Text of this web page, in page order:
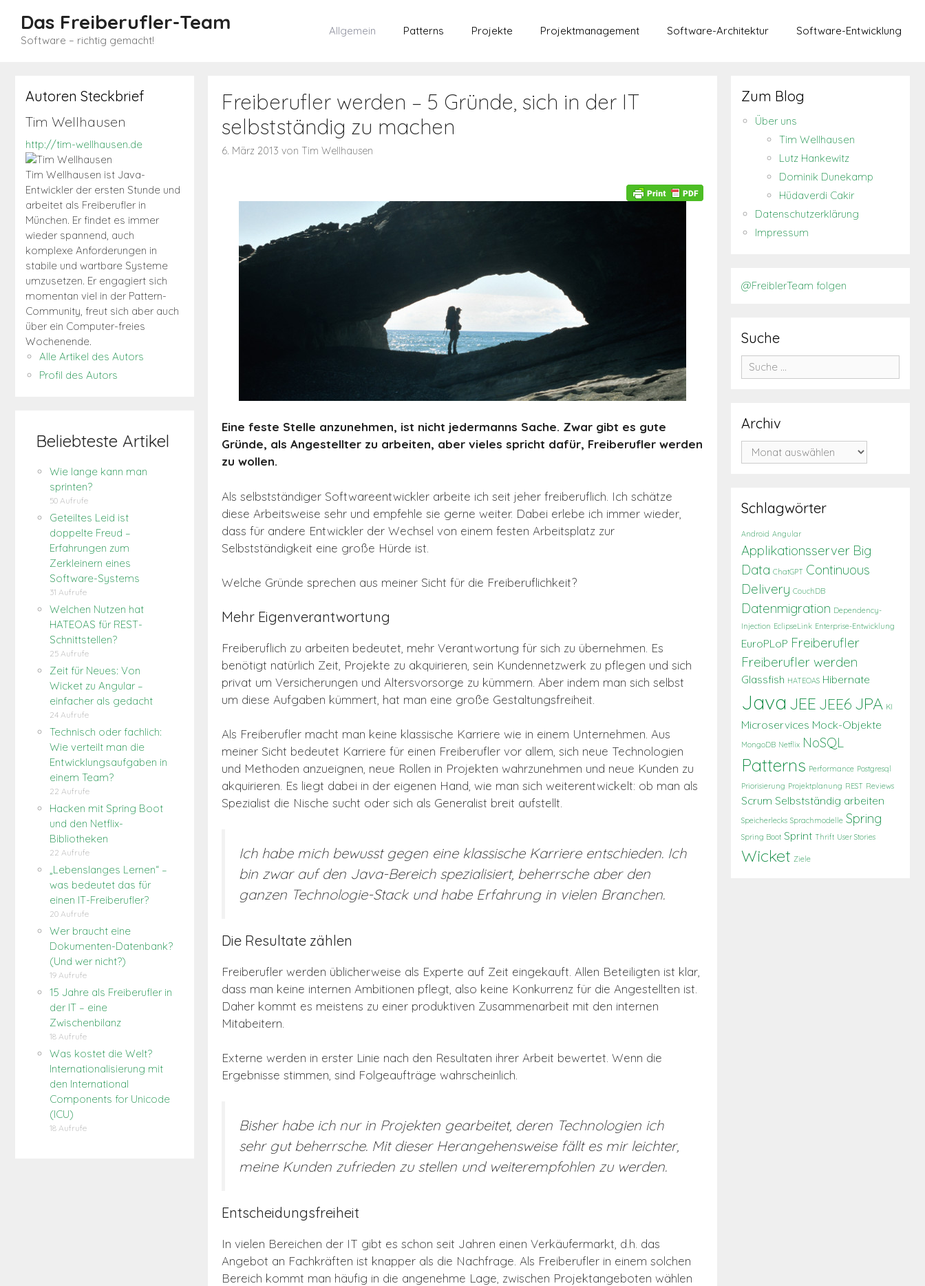
Inhalt
springen
Das Freiberufler-Team
Software – richtig gemacht!
Allgemein Patterns Projekte Projektmanagement Software-Architektur Software-Entwicklung
Freiberufler werden – 5 Gründe, sich in der IT
selbstständig zu machen
6. März 2013 von Tim Wellhausen
Eine feste Stelle anzunehmen, ist nicht jedermanns Sache. Zwar gibt es gute
Gründe, als Angestellter zu arbeiten, aber vieles spricht dafür, Freiberufler werden
zu wollen.
Als selbstständiger Softwareentwickler arbeite ich seit jeher freiberuflich. Ich schätze
diese Arbeitsweise sehr und empfehle sie gerne weiter. Dabei erlebe ich immer wieder,
dass für andere Entwickler der Wechsel von einem festen Arbeitsplatz zur
Selbstständigkeit eine große Hürde ist.
Welche Gründe sprechen aus meiner Sicht für die Freiberuflichkeit?
Mehr Eigenverantwortung
Freiberuflich zu arbeiten bedeutet, mehr Verantwortung für sich zu übernehmen. Es
benötigt natürlich Zeit, Projekte zu akquirieren, sein Kundennetzwerk zu pflegen und sich
privat um Versicherungen und Altersvorsorge zu kümmern. Aber indem man sich selbst
um diese Aufgaben kümmert, hat man eine große Gestaltungsfreiheit.
Als Freiberufler macht man keine klassische Karriere wie in einem Unternehmen. Aus
meiner Sicht bedeutet Karriere für einen Freiberufler vor allem, sich neue Technologien
und Methoden anzueignen, neue Rollen in Projekten wahrzunehmen und neue Kunden zu
akquirieren. Es liegt dabei in der eigenen Hand, wie man sich weiterentwickelt: ob man als
Spezialist die Nische sucht oder sich als Generalist breit aufstellt.
Ich habe mich bewusst gegen eine klassische Karriere entschieden. Ich
bin zwar auf den Java-Bereich spezialisiert, beherrsche aber den
ganzen Technologie-Stack und habe Erfahrung in vielen Branchen.
Die Resultate zählen
Freiberufler werden üblicherweise als Experte auf Zeit eingekauft. Allen Beteiligten ist klar,
dass man keine internen Ambitionen pflegt, also keine Konkurrenz für die Angestellten ist.
Daher kommt es meistens zu einer produktiven Zusammenarbeit mit den internen
Mitabeitern.
Externe werden in erster Linie nach den Resultaten ihrer Arbeit bewertet. Wenn die
Ergebnisse stimmen, sind Folgeaufträge wahrscheinlich.
Bisher habe ich nur in Projekten gearbeitet, deren Technologien ich
sehr gut beherrsche. Mit dieser Herangehensweise fällt es mir leichter,
meine Kunden zufrieden zu stellen und weiterempfohlen zu werden.
Entscheidungsfreiheit
In vielen Bereichen der IT gibt es schon seit Jahren einen Verkäufermarkt, d.h. das
Angebot an Fachkräften ist knapper als die Nachfrage. Als Freiberufler in einem solchen
Bereich kommt man häufig in die angenehme Lage, zwischen Projektangeboten wählen
Autoren Steckbrief
Tim Wellhausen
http://tim-wellhausen.de
Tim Wellhausen ist Java-
Entwickler der ersten Stunde und
arbeitet als Freiberufler in
München. Er findet es immer
wieder spannend, auch
komplexe Anforderungen in
stabile und wartbare Systeme
umzusetzen. Er engagiert sich
momentan viel in der Pattern-
Community, freut sich aber auch
über ein Computer-freies
Wochenende.
Alle Artikel des Autors
Profil des Autors
Beliebteste Artikel
Wie lange kann man
sprinten?
50 Aufrufe
Geteiltes Leid ist
doppelte Freud –
Erfahrungen zum
Zerkleinern eines
Software-Systems
31 Aufrufe
Welchen Nutzen hat
HATEOAS für REST-
Schnittstellen?
25 Aufrufe
Zeit für Neues: Von
Wicket zu Angular –
einfacher als gedacht
24 Aufrufe
Technisch oder fachlich:
Wie verteilt man die
Entwicklungsaufgaben in
einem Team?
22 Aufrufe
Hacken mit Spring Boot
und den Netflix-
Bibliotheken
22 Aufrufe
„Lebenslanges Lernen“ –
was bedeutet das für
einen IT-Freiberufler?
20 Aufrufe
Wer braucht eine
Dokumenten-Datenbank?
(Und wer nicht?)
19 Aufrufe
15 Jahre als Freiberufler in
der IT – eine
Zwischenbilanz
18 Aufrufe
Was kostet die Welt?
Internationalisierung mit
den International
Components for Unicode
(ICU)
18 Aufrufe
Zum Blog
Über uns
Tim Wellhausen
Lutz Hankewitz
Dominik Dunekamp
Hüdaverdi Cakir
Datenschutzerklärung
Impressum
@FreiblerTeam folgen
Suche
Suche
nach:
Archiv
Archiv
Schlagwörter
Android Angular
Applikationsserver Big
Data ChatGPT Continuous
Delivery CouchDB
Datenmigration Dependency-
Injection EclipseLink Enterprise-Entwicklung
EuroPLoP Freiberufler
Freiberufler werden
Glassfish HATEOAS Hibernate
Java JEE JEE6 JPA KI
Microservices Mock-Objekte
MongoDB Netflix NoSQL
Patterns Performance Postgresql
Priorisierung Projektplanung REST Reviews
Scrum Selbstständig arbeiten
Speicherlecks Sprachmodelle Spring
Spring Boot Sprint Thrift User Stories
Wicket Ziele